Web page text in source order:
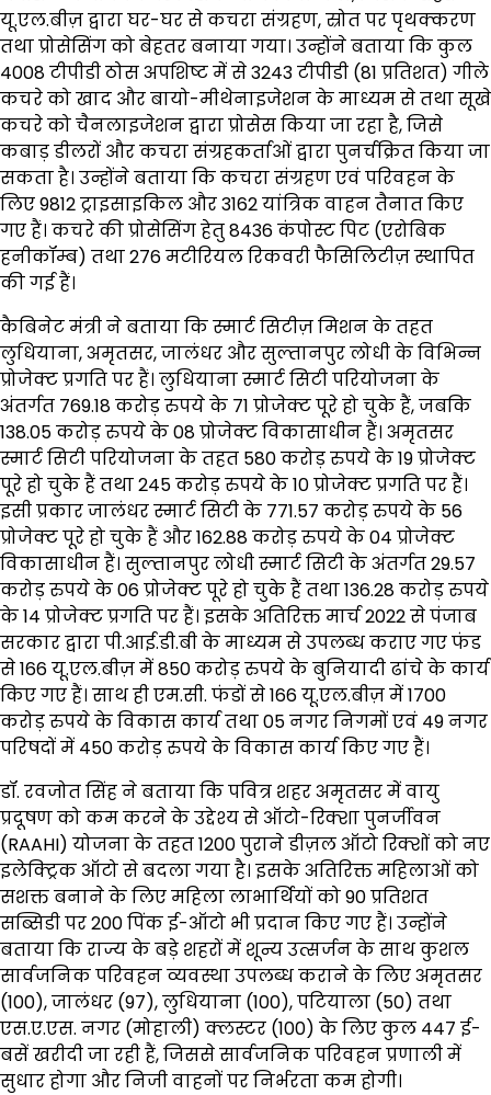
यू.एल.बीज़ द्वारा घर-घर से कचरा संग्रहण, स्रोत पर पृथक्करण
तथा प्रोसेसिंग को बेहतर बनाया गया। उन्होंने बताया कि कुल
4008 टीपीडी ठोस अपशिष्ट में से 3243 टीपीडी (81 प्रतिशत) गीले
कचरे को खाद और बायो-मीथेनाइजेशन के माध्यम से तथा सूखे
कचरे को चैनलाइजेशन द्वारा प्रोसेस किया जा रहा है, जिसे
कबाड़ डीलरों और कचरा संग्रहकर्ताओं द्वारा पुनर्चक्रित किया जा
सकता है। उन्होंने बताया कि कचरा संग्रहण एवं परिवहन के
लिए 9812 ट्राइसाइकिल और 3162 यांत्रिक वाहन तैनात किए
गए हैं। कचरे की प्रोसेसिंग हेतु 8436 कंपोस्ट पिट (एरोबिक
हनीकॉम्ब) तथा 276 मटीरियल रिकवरी फैसिलिटीज़ स्थापित
की गई हैं।
कैबिनेट मंत्री ने बताया कि स्मार्ट सिटीज़ मिशन के तहत
लुधियाना, अमृतसर, जालंधर और सुल्तानपुर लोधी के विभिन्न
प्रोजेक्ट प्रगति पर हैं। लुधियाना स्मार्ट सिटी परियोजना के
अंतर्गत 769.18 करोड़ रुपये के 71 प्रोजेक्ट पूरे हो चुके हैं, जबकि
138.05 करोड़ रुपये के 08 प्रोजेक्ट विकासाधीन हैं। अमृतसर
स्मार्ट सिटी परियोजना के तहत 580 करोड़ रुपये के 19 प्रोजेक्ट
पूरे हो चुके हैं तथा 245 करोड़ रुपये के 10 प्रोजेक्ट प्रगति पर हैं।
इसी प्रकार जालंधर स्मार्ट सिटी के 771.57 करोड़ रुपये के 56
प्रोजेक्ट पूरे हो चुके हैं और 162.88 करोड़ रुपये के 04 प्रोजेक्ट
विकासाधीन हैं। सुल्तानपुर लोधी स्मार्ट सिटी के अंतर्गत 29.57
करोड़ रुपये के 06 प्रोजेक्ट पूरे हो चुके हैं तथा 136.28 करोड़ रुपये
के 14 प्रोजेक्ट प्रगति पर हैं। इसके अतिरिक्त मार्च 2022 से पंजाब
सरकार द्वारा पी.आई.डी.बी के माध्यम से उपलब्ध कराए गए फंड
से 166 यू.एल.बीज़ में 850 करोड़ रुपये के बुनियादी ढांचे के कार्य
किए गए हैं। साथ ही एम.सी. फंडों से 166 यू.एल.बीज़ में 1700
करोड़ रुपये के विकास कार्य तथा 05 नगर निगमों एवं 49 नगर
परिषदों में 450 करोड़ रुपये के विकास कार्य किए गए हैं।
डॉ. रवजोत सिंह ने बताया कि पवित्र शहर अमृतसर में वायु
प्रदूषण को कम करने के उद्देश्य से ऑटो-रिक्शा पुनर्जीवन
(RAAHI) योजना के तहत 1200 पुराने डीज़ल ऑटो रिक्शों को नए
इलेक्ट्रिक ऑटो से बदला गया है। इसके अतिरिक्त महिलाओं को
सशक्त बनाने के लिए महिला लाभार्थियों को 90 प्रतिशत
सब्सिडी पर 200 पिंक ई-ऑटो भी प्रदान किए गए हैं। उन्होंने
बताया कि राज्य के बड़े शहरों में शून्य उत्सर्जन के साथ कुशल
सार्वजनिक परिवहन व्यवस्था उपलब्ध कराने के लिए अमृतसर
(100), जालंधर (97), लुधियाना (100), पटियाला (50) तथा
एस.ए.एस. नगर (मोहाली) क्लस्टर (100) के लिए कुल 447 ई-
बसें खरीदी जा रही हैं, जिससे सार्वजनिक परिवहन प्रणाली में
सुधार होगा और निजी वाहनों पर निर्भरता कम होगी।